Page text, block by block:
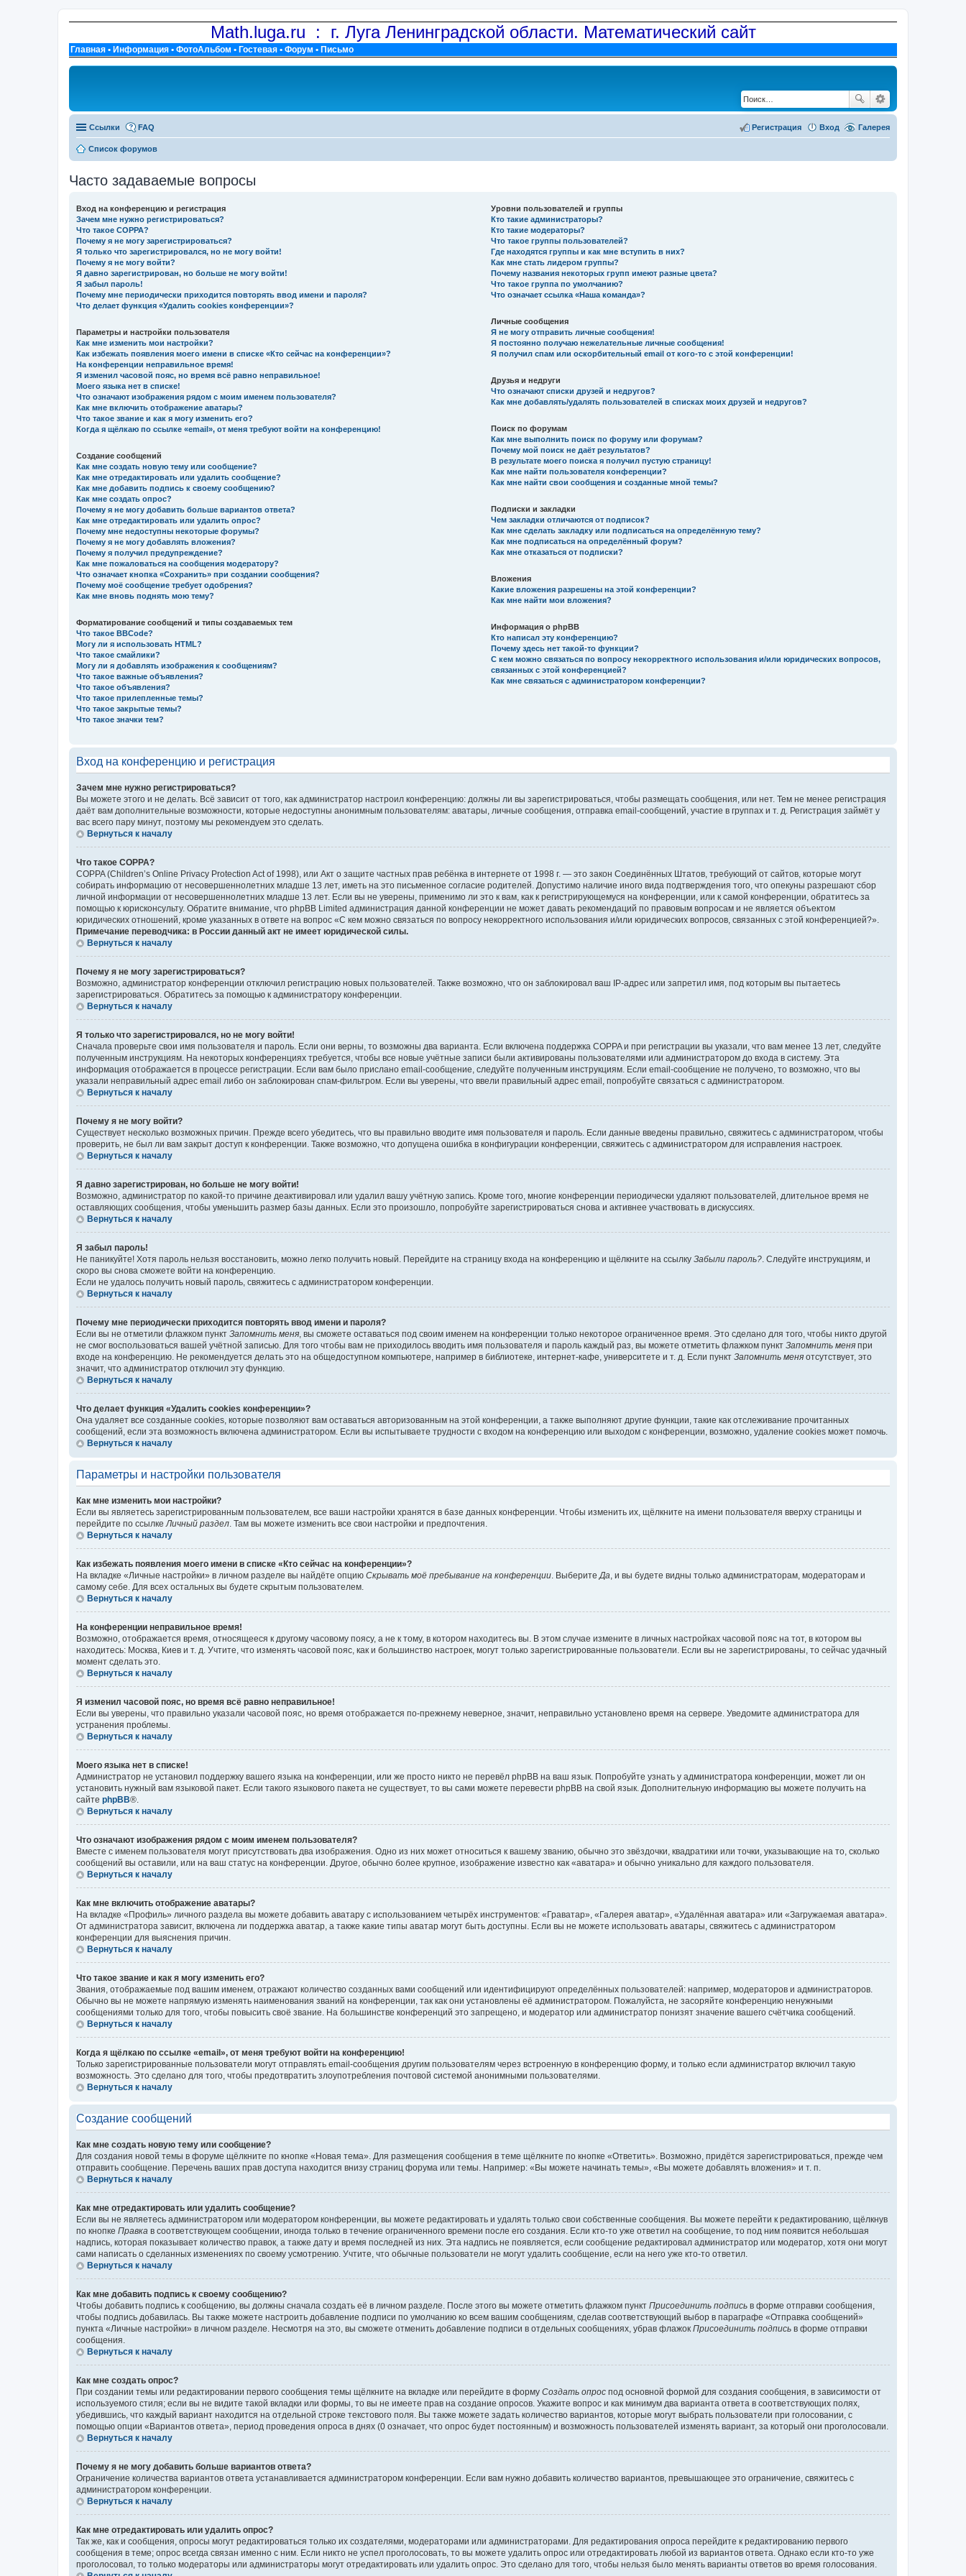
Math.luga.ru : г. Луга Ленинградской области. Математический сайт
Главная • Информация • ФотоАльбом • Гостевая • Форум • Письмо
Ссылки Галерея
FAQ Вход
Регистрация
Список форумов
Часто задаваемые вопросы
Вход на конференцию и регистрация
Зачем мне нужно регистрироваться?
Что такое COPPA?
Почему я не могу зарегистрироваться?
Я только что зарегистрировался, но не могу войти!
Почему я не могу войти?
Я давно зарегистрирован, но больше не могу войти!
Я забыл пароль!
Почему мне периодически приходится повторять ввод имени и пароля?
Что делает функция «Удалить cookies конференции»?
Параметры и настройки пользователя
Как мне изменить мои настройки?
Как избежать появления моего имени в списке «Кто сейчас на конференции»?
На конференции неправильное время!
Я изменил часовой пояс, но время всё равно неправильное!
Моего языка нет в списке!
Что означают изображения рядом с моим именем пользователя?
Как мне включить отображение аватары?
Что такое звание и как я могу изменить его?
Когда я щёлкаю по ссылке «email», от меня требуют войти на конференцию!
Создание сообщений
Как мне создать новую тему или сообщение?
Как мне отредактировать или удалить сообщение?
Как мне добавить подпись к своему сообщению?
Как мне создать опрос?
Почему я не могу добавить больше вариантов ответа?
Как мне отредактировать или удалить опрос?
Почему мне недоступны некоторые форумы?
Почему я не могу добавлять вложения?
Почему я получил предупреждение?
Как мне пожаловаться на сообщения модератору?
Что означает кнопка «Сохранить» при создании сообщения?
Почему моё сообщение требует одобрения?
Как мне вновь поднять мою тему?
Форматирование сообщений и типы создаваемых тем
Что такое BBCode?
Могу ли я использовать HTML?
Что такое смайлики?
Могу ли я добавлять изображения к сообщениям?
Что такое важные объявления?
Что такое объявления?
Что такое прилепленные темы?
Что такое закрытые темы?
Что такое значки тем?
Уровни пользователей и группы
Кто такие администраторы?
Кто такие модераторы?
Что такое группы пользователей?
Где находятся группы и как мне вступить в них?
Как мне стать лидером группы?
Почему названия некоторых групп имеют разные цвета?
Что такое группа по умолчанию?
Что означает ссылка «Наша команда»?
Личные сообщения
Я не могу отправить личные сообщения!
Я постоянно получаю нежелательные личные сообщения!
Я получил спам или оскорбительный email от кого-то с этой конференции!
Друзья и недруги
Что означают списки друзей и недругов?
Как мне добавлять/удалять пользователей в списках моих друзей и недругов?
Поиск по форумам
Как мне выполнить поиск по форуму или форумам?
Почему мой поиск не даёт результатов?
В результате моего поиска я получил пустую страницу!
Как мне найти пользователя конференции?
Как мне найти свои сообщения и созданные мной темы?
Подписки и закладки
Чем закладки отличаются от подписок?
Как мне сделать закладку или подписаться на определённую тему?
Как мне подписаться на определённый форум?
Как мне отказаться от подписки?
Вложения
Какие вложения разрешены на этой конференции?
Как мне найти мои вложения?
Информация о phpBB
Кто написал эту конференцию?
Почему здесь нет такой-то функции?
С кем можно связаться по вопросу некорректного использования и/или юридических вопросов,
связанных с этой конференцией?
Как мне связаться с администратором конференции?
Вход на конференцию и регистрация
Зачем мне нужно регистрироваться?
Вы можете этого и не делать. Всё зависит от того, как администратор настроил конференцию: должны ли вы зарегистрироваться, чтобы размещать сообщения, или нет. Тем не менее регистрация
даёт вам дополнительные возможности, которые недоступны анонимным пользователям: аватары, личные сообщения, отправка email-сообщений, участие в группах и т. д. Регистрация займёт у
вас всего пару минут, поэтому мы рекомендуем это сделать.
Вернуться к началу
Что такое COPPA?
COPPA (Children’s Online Privacy Protection Act of 1998), или Акт о защите частных прав ребёнка в интернете от 1998 г. — это закон Соединённых Штатов, требующий от сайтов, которые могут
собирать информацию от несовершеннолетних младше 13 лет, иметь на это письменное согласие родителей. Допустимо наличие иного вида подтверждения того, что опекуны разрешают сбор
личной информации от несовершеннолетних младше 13 лет. Если вы не уверены, применимо ли это к вам, как к регистрирующемуся на конференции, или к самой конференции, обратитесь за
помощью к юрисконсульту. Обратите внимание, что phpBB Limited администрация данной конференции не может давать рекомендаций по правовым вопросам и не является объектом
юридических отношений, кроме указанных в ответе на вопрос «С кем можно связаться по вопросу некорректного использования и/или юридических вопросов, связанных с этой конференцией?».
Примечание переводчика: в России данный акт не имеет юридической силы.
Вернуться к началу
Почему я не могу зарегистрироваться?
Возможно, администратор конференции отключил регистрацию новых пользователей. Также возможно, что он заблокировал ваш IP-адрес или запретил имя, под которым вы пытаетесь
зарегистрироваться. Обратитесь за помощью к администратору конференции.
Вернуться к началу
Я только что зарегистрировался, но не могу войти!
Сначала проверьте свои имя пользователя и пароль. Если они верны, то возможны два варианта. Если включена поддержка COPPA и при регистрации вы указали, что вам менее 13 лет, следуйте
полученным инструкциям. На некоторых конференциях требуется, чтобы все новые учётные записи были активированы пользователями или администратором до входа в систему. Эта
информация отображается в процессе регистрации. Если вам было прислано email-сообщение, следуйте полученным инструкциям. Если email-сообщение не получено, то возможно, что вы
указали неправильный адрес email либо он заблокирован спам-фильтром. Если вы уверены, что ввели правильный адрес email, попробуйте связаться с администратором.
Вернуться к началу
Почему я не могу войти?
Существует несколько возможных причин. Прежде всего убедитесь, что вы правильно вводите имя пользователя и пароль. Если данные введены правильно, свяжитесь с администратором, чтобы
проверить, не был ли вам закрыт доступ к конференции. Также возможно, что допущена ошибка в конфигурации конференции, свяжитесь с администратором для исправления настроек.
Вернуться к началу
Я давно зарегистрирован, но больше не могу войти!
Возможно, администратор по какой-то причине деактивировал или удалил вашу учётную запись. Кроме того, многие конференции периодически удаляют пользователей, длительное время не
оставляющих сообщения, чтобы уменьшить размер базы данных. Если это произошло, попробуйте зарегистрироваться снова и активнее участвовать в дискуссиях.
Вернуться к началу
Я забыл пароль!
Не паникуйте! Хотя пароль нельзя восстановить, можно легко получить новый. Перейдите на страницу входа на конференцию и щёлкните на ссылку Забыли пароль?. Следуйте инструкциям, и
скоро вы снова сможете войти на конференцию.
Если не удалось получить новый пароль, свяжитесь с администратором конференции.
Вернуться к началу
Почему мне периодически приходится повторять ввод имени и пароля?
Если вы не отметили флажком пункт Запомнить меня, вы сможете оставаться под своим именем на конференции только некоторое ограниченное время. Это сделано для того, чтобы никто другой
не смог воспользоваться вашей учётной записью. Для того чтобы вам не приходилось вводить имя пользователя и пароль каждый раз, вы можете отметить флажком пункт Запомнить меня при
входе на конференцию. Не рекомендуется делать это на общедоступном компьютере, например в библиотеке, интернет-кафе, университете и т. д. Если пункт Запомнить меня отсутствует, это
значит, что администратор отключил эту функцию.
Вернуться к началу
Что делает функция «Удалить cookies конференции»?
Она удаляет все созданные cookies, которые позволяют вам оставаться авторизованным на этой конференции, а также выполняют другие функции, такие как отслеживание прочитанных
сообщений, если эта возможность включена администратором. Если вы испытываете трудности с входом на конференцию или выходом с конференции, возможно, удаление cookies может помочь.
Вернуться к началу
Параметры и настройки пользователя
Как мне изменить мои настройки?
Если вы являетесь зарегистрированным пользователем, все ваши настройки хранятся в базе данных конференции. Чтобы изменить их, щёлкните на имени пользователя вверху страницы и
перейдите по ссылкеЛичный раздел. Там вы можете изменить все свои настройки и предпочтения.
Вернуться к началу
Как избежать появления моего имени в списке «Кто сейчас на конференции»?
На вкладке «Личные настройки» в личном разделе вы найдёте опцию Скрывать моё пребывание на конференции. ВыберитеДа, и вы будете видны только администраторам, модераторам и
самому себе. Для всех остальных вы будете скрытым пользователем.
Вернуться к началу
На конференции неправильное время!
Возможно, отображается время, относящееся к другому часовому поясу, а не к тому, в котором находитесь вы. В этом случае измените в личных настройках часовой пояс на тот, в котором вы
находитесь: Москва, Киев и т. д. Учтите, что изменять часовой пояс, как и большинство настроек, могут только зарегистрированные пользователи. Если вы не зарегистрированы, то сейчас удачный
момент сделать это.
Вернуться к началу
Я изменил часовой пояс, но время всё равно неправильное!
Если вы уверены, что правильно указали часовой пояс, но время отображается по-прежнему неверное, значит, неправильно установлено время на сервере. Уведомите администратора для
устранения проблемы.
Вернуться к началу
Моего языка нет в списке!
Администратор не установил поддержку вашего языка на конференции, или же просто никто не перевёл phpBB на ваш язык. Попробуйте узнать у администратора конференции, может ли он
установить нужный вам языковой пакет. Если такого языкового пакета не существует, то вы сами можете перевести phpBB на свой язык. Дополнительную информацию вы можете получить на
сайте phpBB®.
Вернуться к началу
Что означают изображения рядом с моим именем пользователя?
Вместе с именем пользователя могут присутствовать два изображения. Одно из них может относиться к вашему званию, обычно это звёздочки, квадратики или точки, указывающие на то, сколько
сообщений вы оставили, или на ваш статус на конференции. Другое, обычно более крупное, изображение известно как «аватара» и обычно уникально для каждого пользователя.
Вернуться к началу
Как мне включить отображение аватары?
На вкладке «Профиль» личного раздела вы можете добавить аватару с использованием четырёх инструментов: «Граватар», «Галерея аватар», «Удалённая аватара» или «Загружаемая аватара».
От администратора зависит, включена ли поддержка аватар, а также какие типы аватар могут быть доступны. Если вы не можете использовать аватары, свяжитесь с администратором
конференции для выяснения причин.
Вернуться к началу
Что такое звание и как я могу изменить его?
Звания, отображаемые под вашим именем, отражают количество созданных вами сообщений или идентифицируют определённых пользователей: например, модераторов и администраторов.
Обычно вы не можете напрямую изменять наименования званий на конференции, так как они установлены её администратором. Пожалуйста, не засоряйте конференцию ненужными
сообщениями только для того, чтобы повысить своё звание. На большинстве конференций это запрещено, и модератор или администратор понизят значение вашего счётчика сообщений.
Вернуться к началу
Когда я щёлкаю по ссылке «email», от меня требуют войти на конференцию!
Только зарегистрированные пользователи могут отправлять email-сообщения другим пользователям через встроенную в конференцию форму, и только если администратор включил такую
возможность. Это сделано для того, чтобы предотвратить злоупотребления почтовой системой анонимными пользователями.
Вернуться к началу
Создание сообщений
Как мне создать новую тему или сообщение?
Для создания новой темы в форуме щёлкните по кнопке «Новая тема». Для размещения сообщения в теме щёлкните по кнопке «Ответить». Возможно, придётся зарегистрироваться, прежде чем
отправить сообщение. Перечень ваших прав доступа находится внизу страниц форума или темы. Например: «Вы можете начинать темы», «Вы можете добавлять вложения» и т. п.
Вернуться к началу
Как мне отредактировать или удалить сообщение?
Если вы не являетесь администратором или модератором конференции, вы можете редактировать и удалять только свои собственные сообщения. Вы можете перейти к редактированию, щёлкнув
по кнопке Правка в соответствующем сообщении, иногда только в течение ограниченного времени после его создания. Если кто-то уже ответил на сообщение, то под ним появится небольшая
надпись, которая показывает количество правок, а также дату и время последней из них. Эта надпись не появляется, если сообщение редактировал администратор или модератор, хотя они могут
сами написать о сделанных изменениях по своему усмотрению. Учтите, что обычные пользователи не могут удалить сообщение, если на него уже кто-то ответил.
Вернуться к началу
Как мне добавить подпись к своему сообщению?
Чтобы добавить подпись к сообщению, вы должны сначала создать её в личном разделе. После этого вы можете отметить флажком пункт Присоединить подпись в форме отправки сообщения,
чтобы подпись добавилась. Вы также можете настроить добавление подписи по умолчанию ко всем вашим сообщениям, сделав соответствующий выбор в параграфе «Отправка сообщений»
пункта «Личные настройки» в личном разделе. Несмотря на это, вы сможете отменить добавление подписи в отдельных сообщениях, убрав флажок Присоединить подпись в форме отправки
сообщения.
Вернуться к началу
Как мне создать опрос?
При создании темы или редактировании первого сообщения темы щёлкните на вкладке или перейдите в форму Создать опрос под основной формой для создания сообщения, в зависимости от
используемого стиля; если вы не видите такой вкладки или формы, то вы не имеете прав на создание опросов. Укажите вопрос и как минимум два варианта ответа в соответствующих полях,
убедившись, что каждый вариант находится на отдельной строке текстового поля. Вы также можете задать количество вариантов, которые могут выбрать пользователи при голосовании, с
помощью опции «Вариантов ответа», период проведения опроса в днях (0 означает, что опрос будет постоянным) и возможность пользователей изменять вариант, за который они проголосовали.
Вернуться к началу
Почему я не могу добавить больше вариантов ответа?
Ограничение количества вариантов ответа устанавливается администратором конференции. Если вам нужно добавить количество вариантов, превышающее это ограничение, свяжитесь с
администратором конференции.
Вернуться к началу
Как мне отредактировать или удалить опрос?
Так же, как и сообщения, опросы могут редактироваться только их создателями, модераторами или администраторами. Для редактирования опроса перейдите к редактированию первого
сообщения в теме; опрос всегда связан именно с ним. Если никто не успел проголосовать, то вы можете удалить опрос или отредактировать любой из вариантов ответа. Однако если кто-то уже
проголосовал, то только модераторы или администраторы могут отредактировать или удалить опрос. Это сделано для того, чтобы нельзя было менять варианты ответов во время голосования.